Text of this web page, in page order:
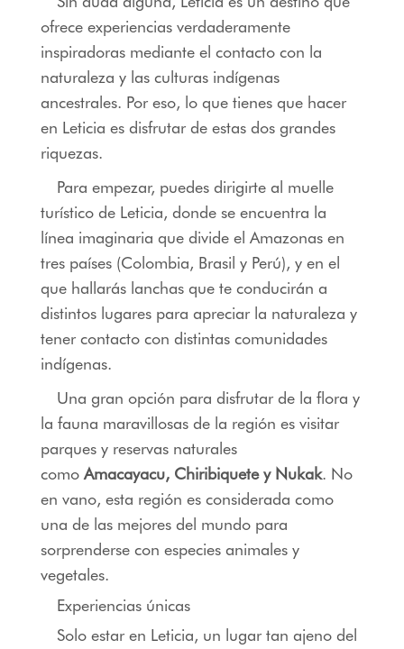
ofrece experiencias verdaderamente
inspiradoras mediante el contacto con la
naturaleza y las culturas indígenas
ancestrales. Por eso, lo que tienes que hacer
en Leticia es disfrutar de estas dos grandes
riquezas.
Para empezar, puedes dirigirte al muelle
turístico de Leticia, donde se encuentra la
línea imaginaria que divide el Amazonas en
tres países (Colombia, Brasil y Perú), y en el
que hallarás lanchas que te conducirán a
distintos lugares para apreciar la naturaleza y
tener contacto con distintas comunidades
indígenas.
Una gran opción para disfrutar de la flora y
la fauna maravillosas de la región es visitar
parques y reservas naturales
como Amacayacu, Chiribiquetey Nukak. No
en vano, esta región es considerada como
una de las mejores del mundo para
sorprenderse con especies animales y
vegetales.
Experiencias únicas
Solo estar en Leticia, un lugar tan ajeno del